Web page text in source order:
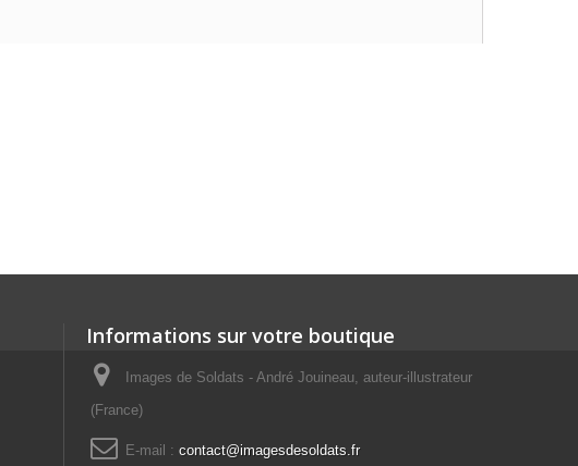
Informations sur votre boutique
Images de Soldats - André Jouineau, auteur-illustrateur
(France)
E-mail : contact@imagesdesoldats.fr